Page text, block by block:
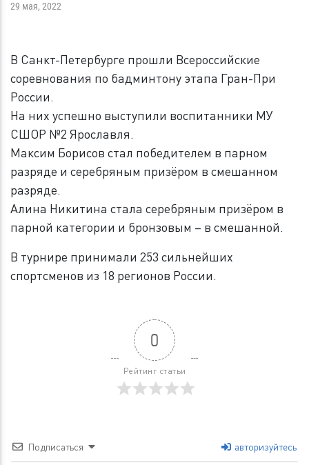
29 мая, 2022
В Санкт-Петербурге прошли Всероссийские
соревнования по бадминтону этапа Гран-При
России.
На них успешно выступили воспитанники МУ
СШОР №2 Ярославля.
Максим Борисов стал победителем в парном
разряде и серебряным призёром в смешанном
разряде.
Алина Никитина стала серебряным призёром в
парной категории и бронзовым – в смешанной.
В турнире принимали 253 сильнейших
спортсменов из 18 регионов России.
0
Рейтинг статьи
Подписаться авторизуйтесь